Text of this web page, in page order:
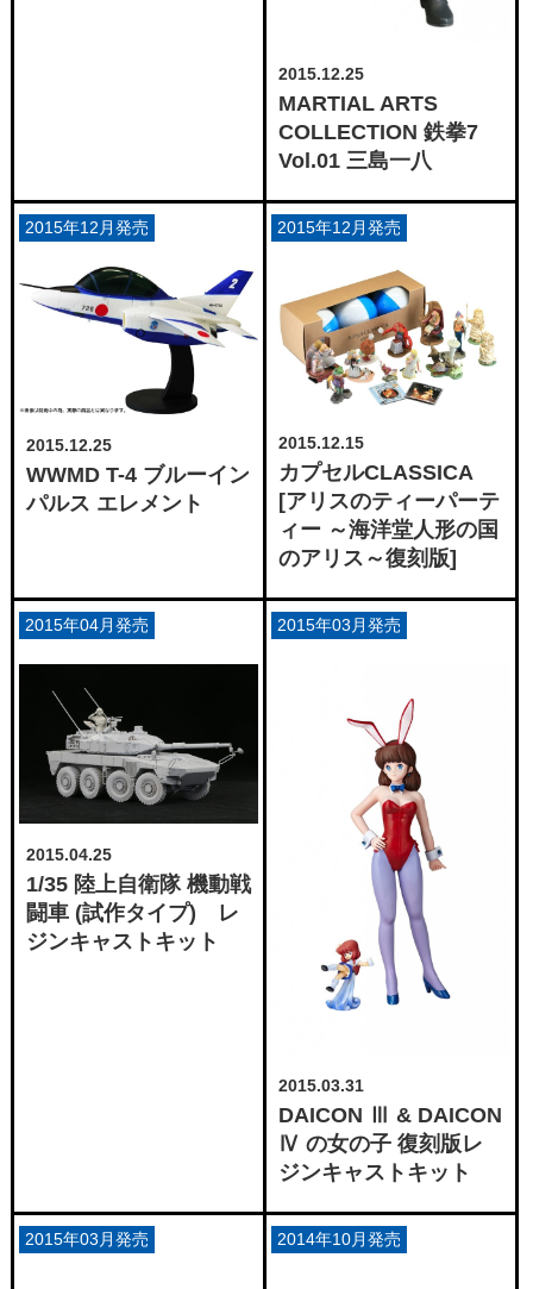
2015.12.25
MARTIAL ARTS
COLLECTION 鉄拳7
Vol.01 三島一八
2015.12.25
WWMD T-4 ブルーイン
パルス エレメント
2015年12月発売
2015.12.15
カプセルCLASSICA
[アリスのティーパーテ
ィー ～海洋堂人形の国
のアリス～復刻版]
2015年12月発売
2015.04.25
1/35 陸上自衛隊 機動戦
闘車 (試作タイプ) レ
ジンキャストキット
2015年04月発売
2015.03.31
DAICON Ⅲ & DAICON
Ⅳ の女の子 復刻版レ
ジンキャストキット
2015年03月発売
2015年03月発売 2014年10月発売